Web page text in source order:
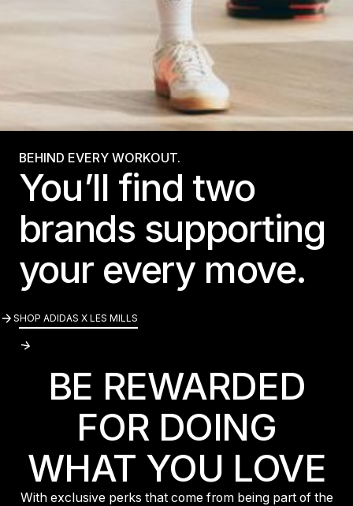
BEHIND EVERY WORKOUT.
You’ll find two
brands supporting
your every move.
SHOP ADIDAS X LES MILLS
SHOP ADIDAS X LES MILLS
BE REWARDED
FOR DOING
WHAT YOU LOVE
With exclusive perks that come from being part of the